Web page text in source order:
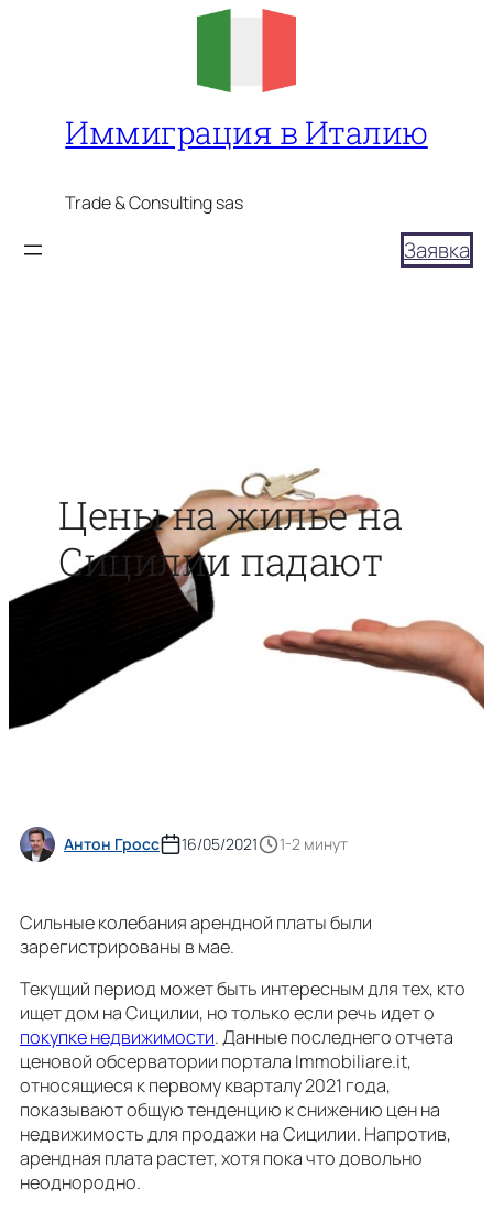
Иммиграция в Италию
Trade & Consulting sas
Заявка
Цены на жилье на
Сицилии падают
Антон Гросс 16/05/2021 1-2 минут
Сильные колебания арендной платы были
зарегистрированы в мае.
Текущий период может быть интересным для тех, кто
ищет дом на Сицилии, но только если речь идет о
покупке недвижимости. Данные последнего отчета
ценовой обсерватории портала Immobiliare.it,
относящиеся к первому кварталу 2021 года,
показывают общую тенденцию к снижению цен на
недвижимость для продажи на Сицилии. Напротив,
арендная плата растет, хотя пока что довольно
неоднородно.